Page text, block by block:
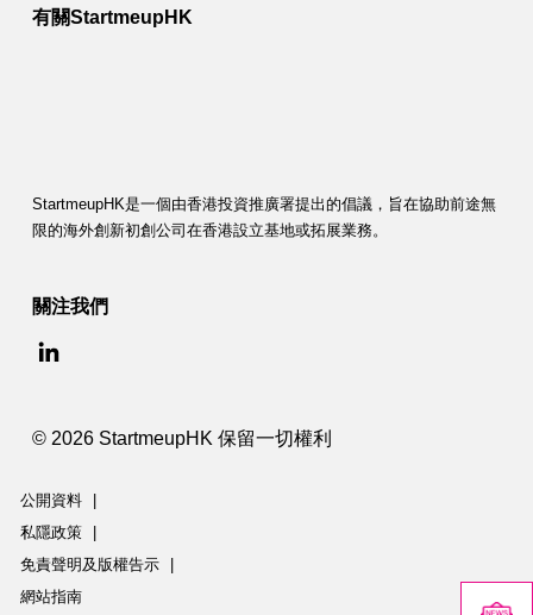
有關StartmeupHK
StartmeupHK是一個由香港投資推廣署提出的倡議，旨在協助前途無
限的海外創新初創公司在香港設立基地或拓展業務。
關注我們
© 2026 StartmeupHK 保留一切權利
公開資料
私隱政策
免責聲明及版權告示
網站指南